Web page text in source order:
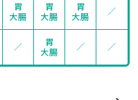
胃
大腸
胃
大腸
胃
大腸
／
／
胃
大腸
／ ／